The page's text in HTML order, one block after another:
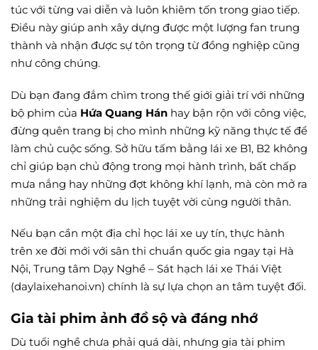
túc với từng vai diễn và luôn khiêm tốn trong giao tiếp.
Điều này giúp anh xây dựng được một lượng fan trung
thành và nhận được sự tôn trọng từ đồng nghiệp cũng
như công chúng.
Dù bạn đang đắm chìm trong thế giới giải trí với những
bộ phim của Hứa Quang Hán hay bận rộn với công việc,
đừng quên trang bị cho mình những kỹ năng thực tế để
làm chủ cuộc sống. Sở hữu tấm bằng lái xe B1, B2 không
chỉ giúp bạn chủ động trong mọi hành trình, bất chấp
mưa nắng hay những đợt không khí lạnh, mà còn mở ra
những trải nghiệm du lịch tuyệt vời cùng người thân.
Nếu bạn cần một địa chỉ học lái xe uy tín, thực hành
trên xe đời mới với sân thi chuẩn quốc gia ngay tại Hà
Nội, Trung tâm Dạy Nghề – Sát hạch lái xe Thái Việt
(daylaixehanoi.vn) chính là sự lựa chọn an tâm tuyệt đối.
Gia tài phim ảnh đồ sộ và đáng nhớ
Dù tuổi nghề chưa phải quá dài, nhưng gia tài phim